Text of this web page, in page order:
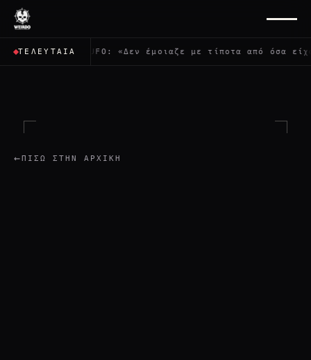
ΤΕΛΕΥΤΑΊΑ
για τα UFO: «Δεν έμοιαζε με τίποτα από όσα είχα
←ΠΊΣΩ ΣΤΗΝ ΑΡΧΙΚΉ